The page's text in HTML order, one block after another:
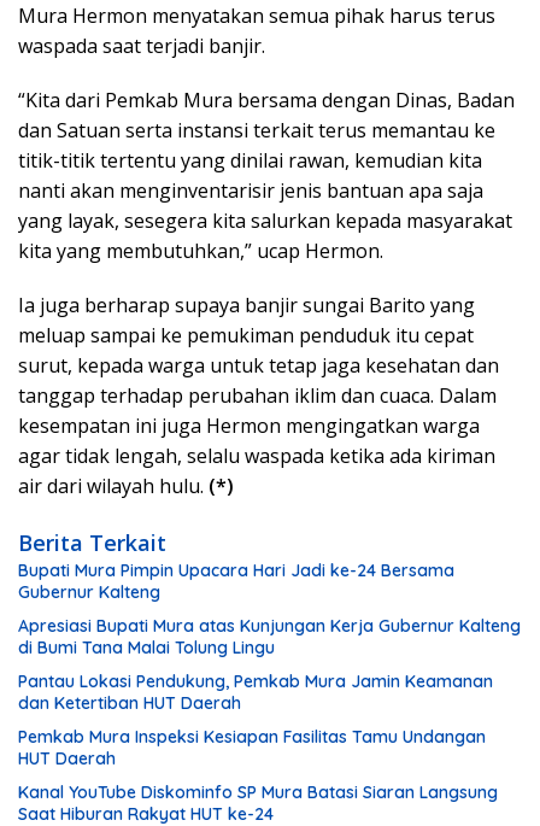
Mura Hermon menyatakan semua pihak harus terus
waspada saat terjadi banjir.
“Kita dari Pemkab Mura bersama dengan Dinas, Badan
dan Satuan serta instansi terkait terus memantau ke
titik-titik tertentu yang dinilai rawan, kemudian kita
nanti akan menginventarisir jenis bantuan apa saja
yang layak, sesegera kita salurkan kepada masyarakat
kita yang membutuhkan,” ucap Hermon.
Ia juga berharap supaya banjir sungai Barito yang
meluap sampai ke pemukiman penduduk itu cepat
surut, kepada warga untuk tetap jaga kesehatan dan
tanggap terhadap perubahan iklim dan cuaca. Dalam
kesempatan ini juga Hermon mengingatkan warga
agar tidak lengah, selalu waspada ketika ada kiriman
air dari wilayah hulu. (*)
Berita Terkait
Bupati Mura Pimpin Upacara Hari Jadi ke-24 Bersama
Gubernur Kalteng
Apresiasi Bupati Mura atas Kunjungan Kerja Gubernur Kalteng
di Bumi Tana Malai Tolung Lingu
Pantau Lokasi Pendukung, Pemkab Mura Jamin Keamanan
dan Ketertiban HUT Daerah
Pemkab Mura Inspeksi Kesiapan Fasilitas Tamu Undangan
HUT Daerah
Kanal YouTube Diskominfo SP Mura Batasi Siaran Langsung
Saat Hiburan Rakyat HUT ke-24